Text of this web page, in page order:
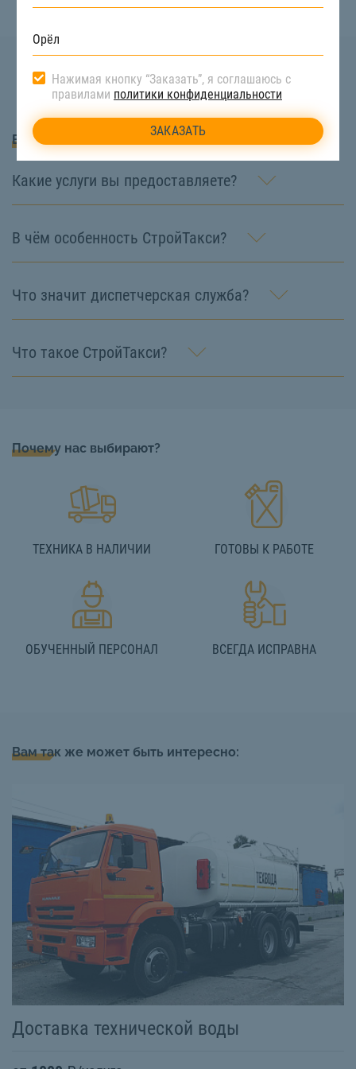
Вопросы и Ответы
Какие услуги вы предоставляете?
В чём особенность СтройТакси?
Что значит диспетчерская служба?
Что такое СтройТакси?
Почему нас выбирают?
ТЕХНИКА В НАЛИЧИИ ГОТОВЫ К РАБОТЕ
ОБУЧЕННЫЙ ПЕРСОНАЛ ВСЕГДА ИСПРАВНА
Вам так же может быть интересно:
Доставка технической воды
Нажимая кнопку “Заказать”, я соглашаюсь с
правилами политики конфиденциальности